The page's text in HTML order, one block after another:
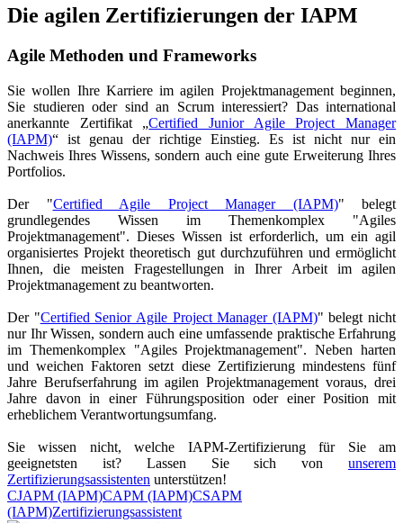
Die agilen Zertifizierungen der IAPM
Agile Methoden und Frameworks
Sie wollen Ihre Karriere im agilen Projektmanagement beginnen,
Sie studieren oder sind an Scrum interessiert? Das international
anerkannte Zertifikat „Certified Junior Agile Project Manager
(IAPM)“ ist genau der richtige Einstieg. Es ist nicht nur ein
Nachweis Ihres Wissens, sondern auch eine gute Erweiterung Ihres
Portfolios.
Der "Certified Agile Project Manager (IAPM)" belegt
grundlegendes Wissen im Themenkomplex "Agiles
Projektmanagement". Dieses Wissen ist erforderlich, um ein agil
organisiertes Projekt theoretisch gut durchzuführen und ermöglicht
Ihnen, die meisten Fragestellungen in Ihrer Arbeit im agilen
Projektmanagement zu beantworten.
Der "Certified Senior Agile Project Manager (IAPM)" belegt nicht
nur Ihr Wissen, sondern auch eine umfassende praktische Erfahrung
im Themenkomplex "Agiles Projektmanagement". Neben harten
und weichen Faktoren setzt diese Zertifizierung mindestens fünf
Jahre Berufserfahrung im agilen Projektmanagement voraus, drei
Jahre davon in einer Führungsposition oder einer Position mit
erheblichem Verantwortungsumfang.
Sie wissen nicht, welche IAPM-Zertifizierung für Sie am
geeignetsten ist? Lassen Sie sich von unserem
Zertifizierungsassistenten unterstützen!
CJAPM (IAPM)CAPM (IAPM)CSAPM
(IAPM)Zertifizierungsassistent